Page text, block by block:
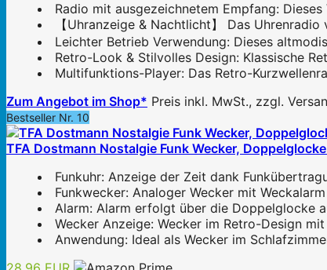
Radio mit ausgezeichnetem Empfang:
【Uhranzeige & Nachtlicht】 Das
Leichter Betrieb Verwendung: Dieses
Retro-Look & Stilvolles Design: Klassische
Multifunktions-Player: Das Retro-
Zum Angebot im Shop* Preis inkl. MwSt., zzgl.
Bestseller Nr. 10
TFA Dostmann Nostalgie Funk Wecker,
Funkuhr: Anzeige der Zeit dank
Funkwecker: Analoger Wecker mit
Alarm: Alarm erfolgt über die Doppelglocke
Wecker Anzeige: Wecker im Retro-Design
Anwendung: Ideal als Wecker im